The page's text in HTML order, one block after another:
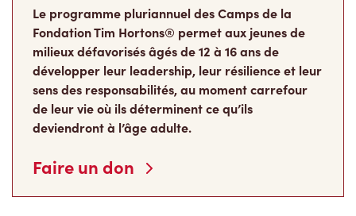
Le programme pluriannuel des Camps de la
Fondation Tim Hortons® permet aux jeunes de
milieux défavorisés âgés de 12 à 16 ans de
développer leur leadership, leur résilience et leur
sens des responsabilités, au moment carrefour
de leur vie où ils déterminent ce qu’ils
deviendront à l’âge adulte.
Faire un don